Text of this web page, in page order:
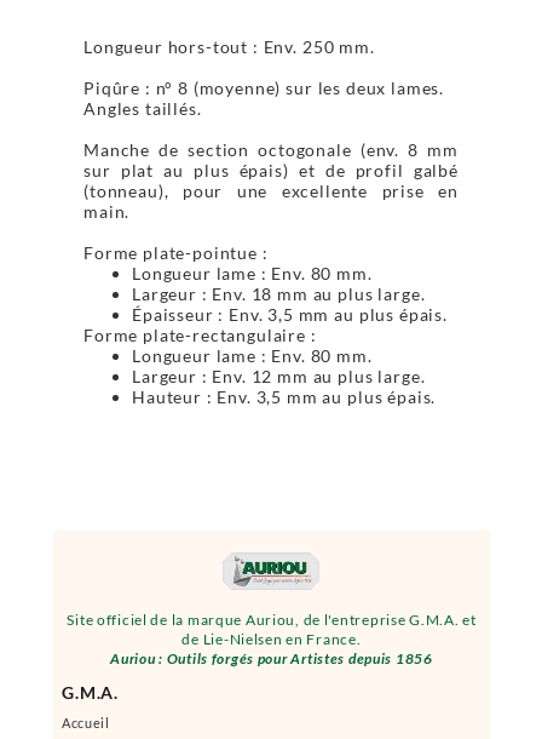
Site officiel de la marque Auriou, de l'entreprise G.M.A. et
de Lie-Nielsen en France.
Auriou : Outils forgés pour Artistes depuis 1856
G.M.A.
Accueil
Longueur hors-tout : Env. 250 mm.
Piqûre : n° 8 (moyenne) sur les deux lames.
Angles taillés.
Manche de section octogonale (env. 8 mm
sur plat au plus épais) et de profil galbé
(tonneau), pour une excellente prise en
main.
Forme plate-pointue :
Longueur lame : Env. 80 mm.
Largeur : Env. 18 mm au plus large.
Épaisseur : Env. 3,5 mm au plus épais.
Forme plate-rectangulaire :
Longueur lame : Env. 80 mm.
Largeur : Env. 12 mm au plus large.
Hauteur : Env. 3,5 mm au plus épais.